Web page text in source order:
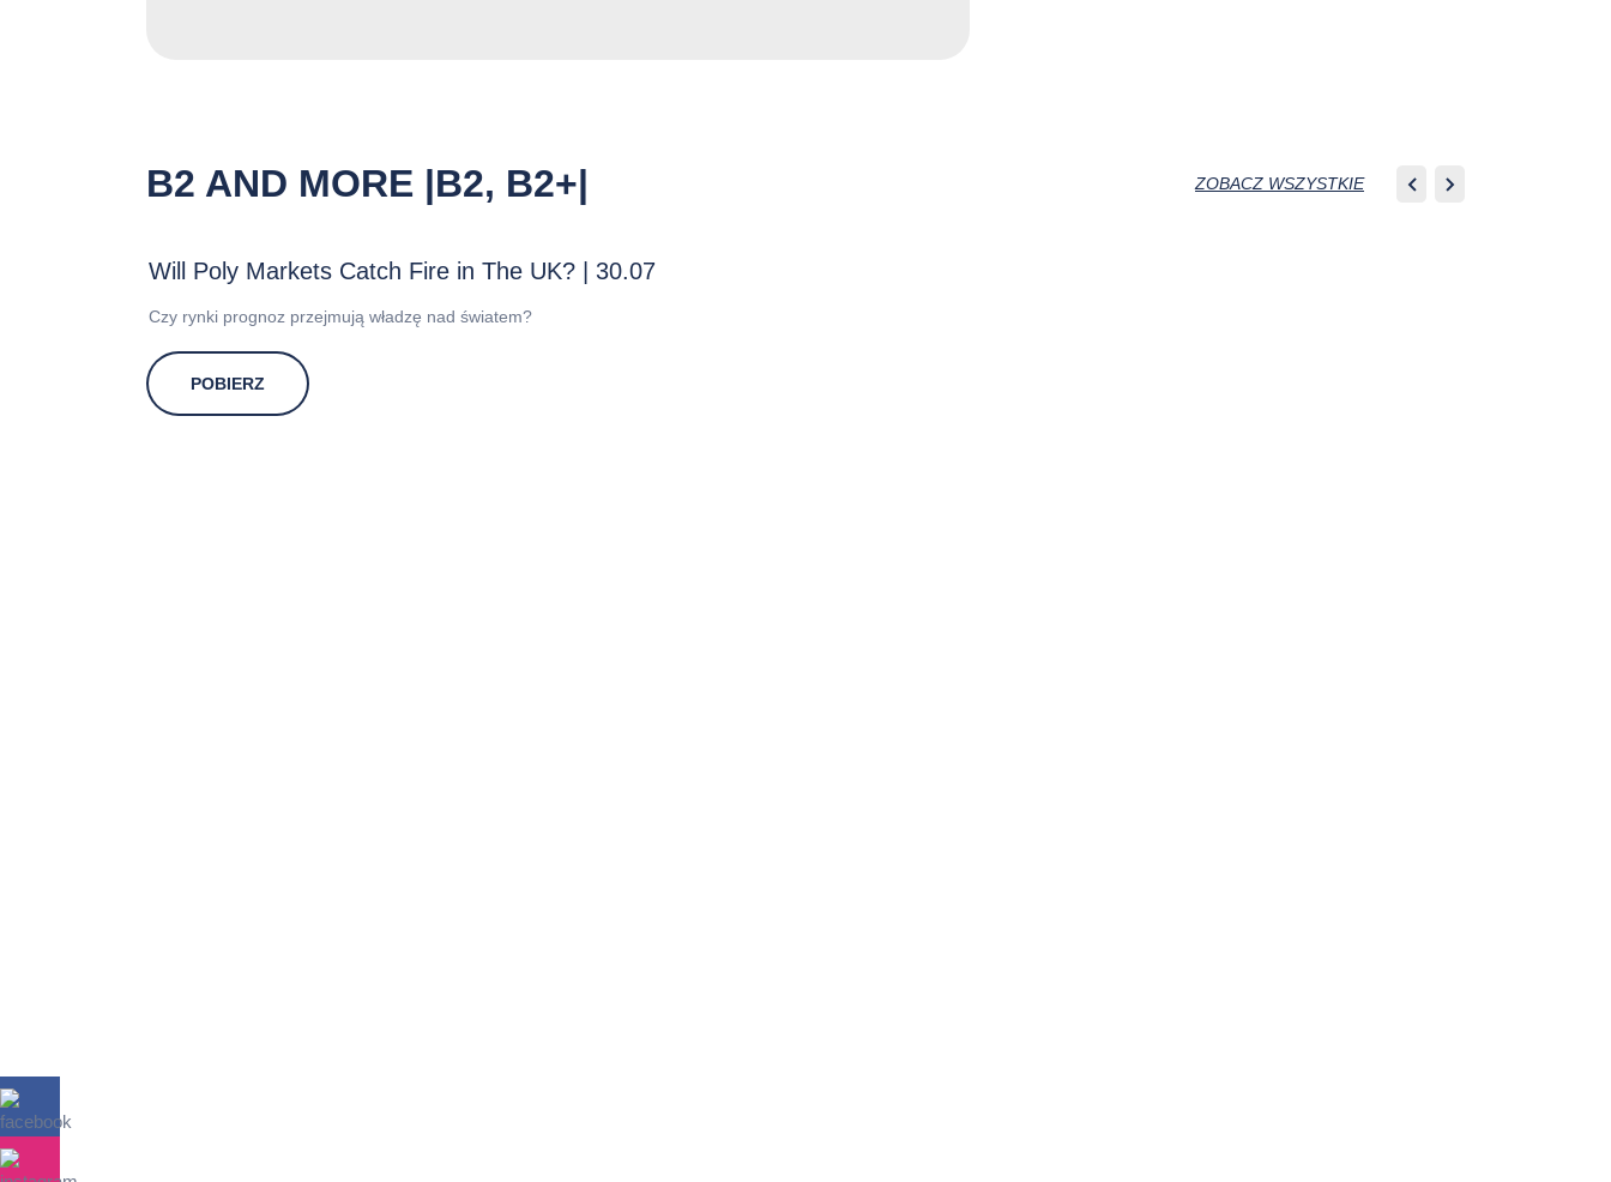
B2 AND MORE |B2, B2+| ZOBACZ WSZYSTKIE
Will Poly Markets Catch Fire in The UK? | 30.07
Czy rynki prognoz przejmują władzę nad światem?
POBIERZ